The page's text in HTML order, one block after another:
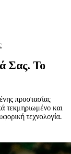
Σας. Το
προστασίας
τεκμηριωμένο και
τεχνολογία.